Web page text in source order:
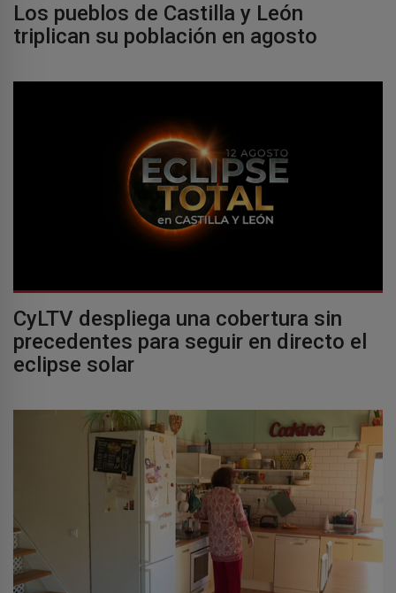
Los pueblos de Castilla y León
triplican su población en agosto
CyLTV despliega una cobertura sin
precedentes para seguir en directo el
eclipse solar